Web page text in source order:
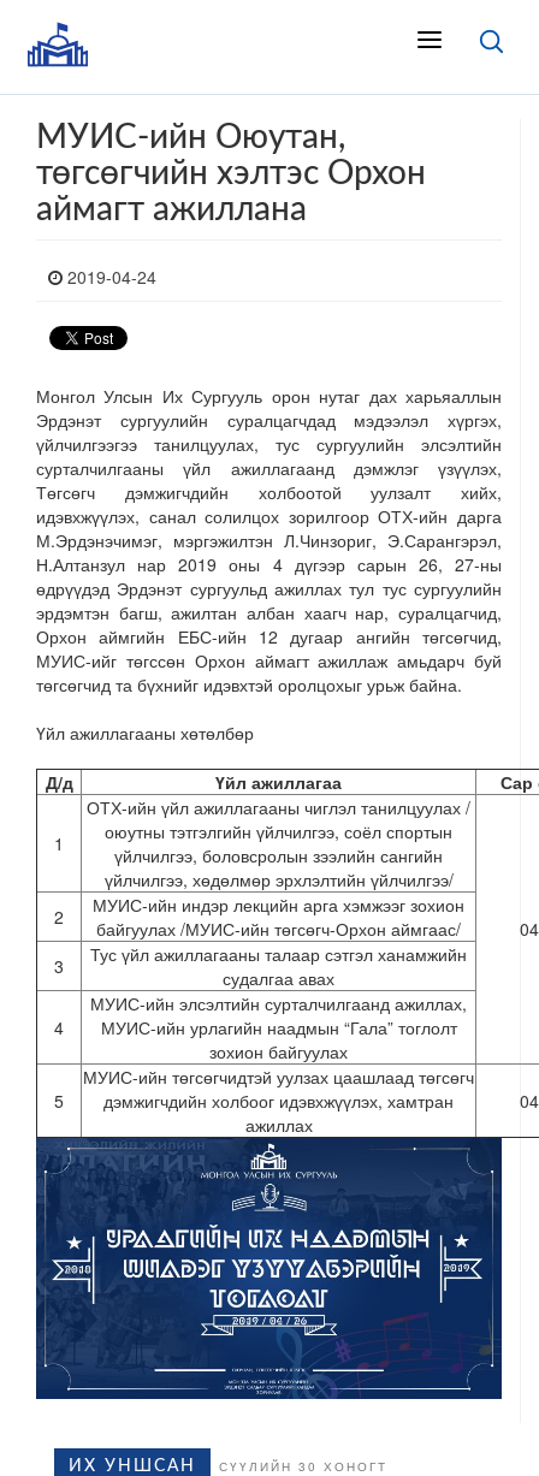
МУИС-ийн Оюутан,
төгсөгчийн хэлтэс Орхон
аймагт ажиллана
2019-04-24
Монгол Улсын Их Сургууль орон нутаг дах харьяаллын
Эрдэнэт сургуулийн суралцагчдад мэдээлэл хүргэх,
үйлчилгээгээ танилцуулах, тус сургуулийн элсэлтийн
сурталчилгааны үйл ажиллагаанд дэмжлэг үзүүлэх,
Төгсөгч дэмжигчдийн холбоотой уулзалт хийх,
идэвхжүүлэх, санал солилцох зорилгоор ОТХ-ийн дарга
М.Эрдэнэчимэг, мэргэжилтэн Л.Чинзориг, Э.Сарангэрэл,
Н.Алтанзул нар 2019 оны 4 дүгээр сарын 26, 27-ны
өдрүүдэд Эрдэнэт сургуульд ажиллах тул тус сургуулийн
эрдэмтэн багш, ажилтан албан хаагч нар, суралцагчид,
Орхон аймгийн ЕБС-ийн 12 дугаар ангийн төгсөгчид,
МУИС-ийг төгссөн Орхон аймагт ажиллаж амьдарч буй
төгсөгчид та бүхнийг идэвхтэй оролцохыг урьж байна.
Үйл ажиллагааны хөтөлбөр
Д/д Үйл ажиллагаа Сар
1
ОТХ-ийн үйл ажиллагааны чиглэл танилцуулах /
оюутны тэтгэлгийн үйлчилгээ, соёл спортын
үйлчилгээ, боловсролын зээлийн сангийн
үйлчилгээ, хөдөлмөр эрхлэлтийн үйлчилгээ/
2
МУИС-ийн индэр лекцийн арга хэмжээг зохион
байгуулах /МУИС-ийн төгсөгч-Орхон аймгаас/
3
Тус үйл ажиллагааны талаар сэтгэл ханамжийн
судалгаа авах
4
МУИС-ийн элсэлтийн сурталчилгаанд ажиллах,
МУИС-ийн урлагийн наадмын “Гала” тоглолт
зохион байгуулах
5
МУИС-ийн төгсөгчидтэй уулзах цаашлаад төгсөгч
дэмжигчдийн холбоог идэвхжүүлэх, хамтран
ажиллах
ИХ УНШСАН СҮҮЛИЙН 30 ХОНОГТ